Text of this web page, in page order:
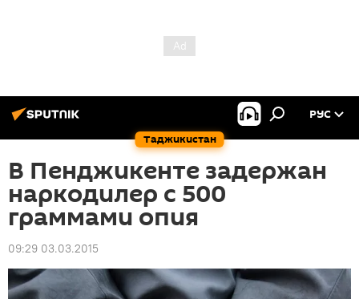
Таджикистан
РУС
В Пенджикенте задержан
наркодилер с 500
граммами опия
09:29 03.03.2015